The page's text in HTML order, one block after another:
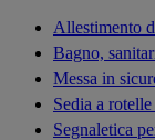
Allestimento
Bagno,
Messa in
Sedia a
Segnaletica